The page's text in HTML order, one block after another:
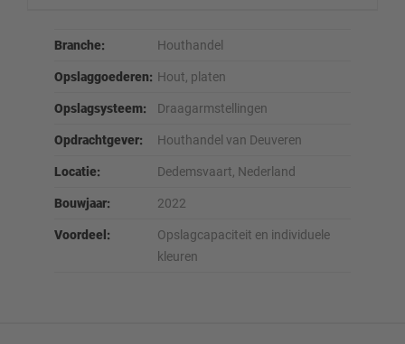
Branche: Houthandel
Opslaggoederen: Hout, platen
Opslagsysteem: Draagarmstellingen
Opdrachtgever: Houthandel van Deuveren
Locatie: Dedemsvaart, Nederland
Bouwjaar: 2022
Voordeel:
Opslagcapaciteit en individuele
kleuren